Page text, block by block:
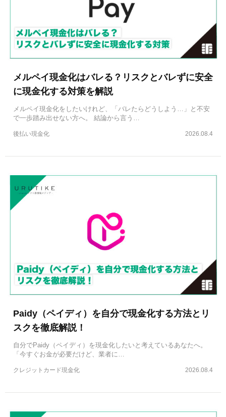
メルペイ現金化はバレる？リスクとバレずに安全
に現金化する対策を解説
メルペイ現金化をしたいけれど、「バレたらどうしよう…」と不安
で一歩踏み出せない方へ。 結論から言う…
2026.08.4
後払い現金化
Paidy（ペイディ）を自分で現金化する方法とリ
スクを徹底解説！
自分でPaidy（ペイディ）を現金化したいと考えているあなたへ。
「今すぐお金が必要だけど、業者に…
2026.08.4
クレジットカード現金化